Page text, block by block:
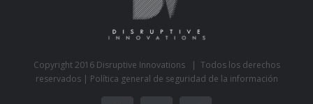
Copyright 2016 Disruptive Innovations | Todos los derechos
reservados | Política general de seguridad de la información